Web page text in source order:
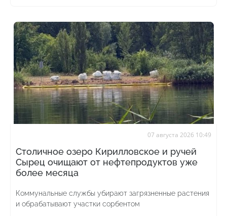
07 августа 2026 10:49
Столичное озеро Кирилловское и ручей
Сырец очищают от нефтепродуктов уже
более месяца
Коммунальные службы убирают загрязненные растения
и обрабатывают участки сорбентом